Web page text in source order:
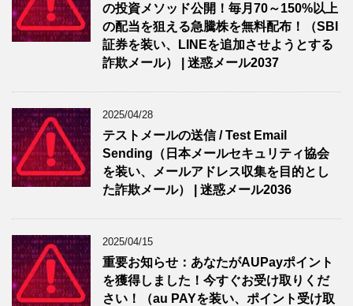
の投資メソッド公開！毎月70～150%以上
の配当を狙える急騰株を無料配布！（SBI
証券を装い、LINEを追加させようとする
詐欺メール） | 迷惑メール2037
2025/04/28
テストメールの送信 / Test Email
Sending（日本メールセキュリティ協会
を装い、メールアドレス収集を目的とし
た詐欺メール） | 迷惑メール2036
2025/04/15
重要お知らせ：あなたがAUPayポイント
を獲得しました！今すぐお受け取りくだ
さい！（au PAYを装い、ポイント受け取